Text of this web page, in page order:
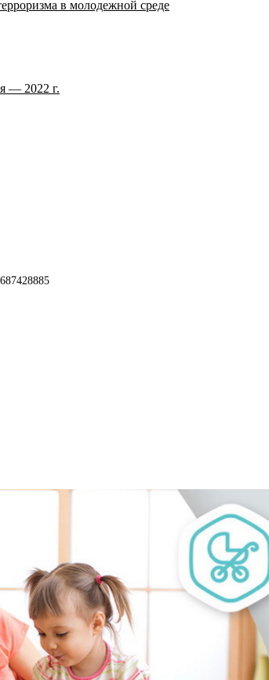
в молодежной среде
— 2022 г.